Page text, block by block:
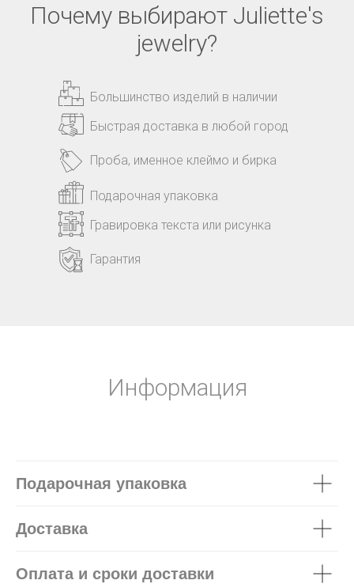
Почему выбирают Juliette's
jewelry?
Большинство изделий в наличии
Быстрая доставка в любой город
Подарочная упаковка
Гравировка текста или рисунка
Проба, именное клеймо и бирка
Гарантия
Информация
Подарочная упаковка
Доставка
Оплата и сроки доставки